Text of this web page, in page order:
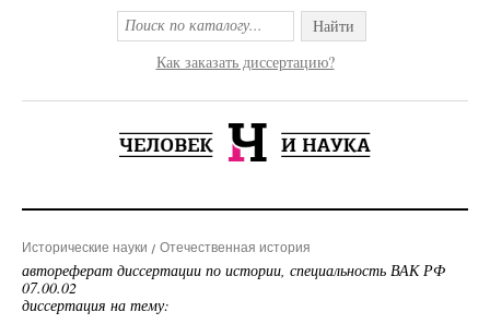
Найти
Как заказать диссертацию?
Исторические науки Отечественная история
автореферат диссертации по истории, специальность ВАК РФ
07.00.02
диссертация на тему: